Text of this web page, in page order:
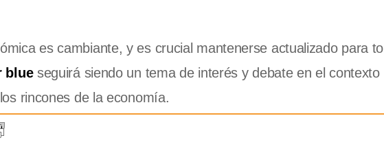
es cambiante, y es crucial mantenerse actualizado para
blueseguirá siendo un tema de interés y debate en el contexto
rincones de la economía.